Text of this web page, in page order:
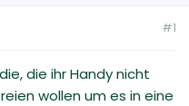
#1
die ihr Handy nicht
wollen um es in eine